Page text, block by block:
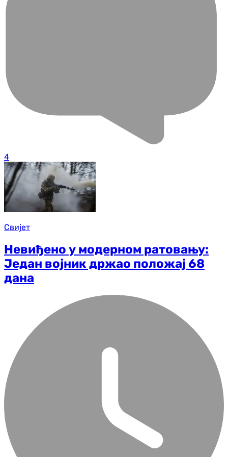
4
Свијет
Невиђено у модерном ратовању:
Један војник држао положај 68
дана